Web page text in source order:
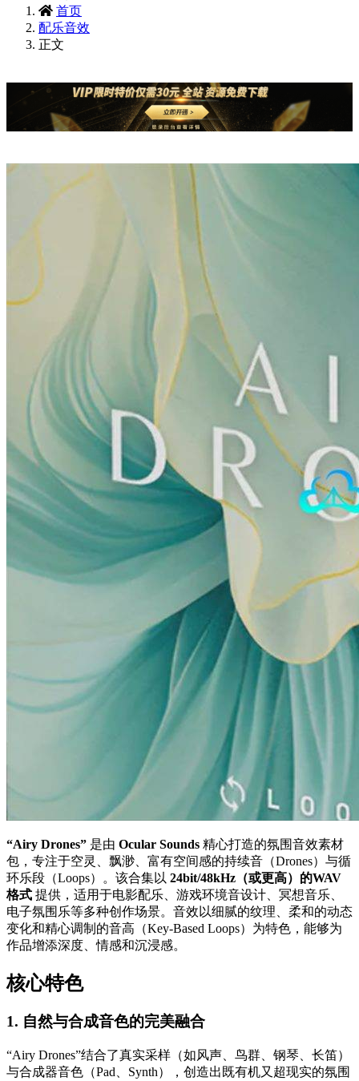
首页
配乐音效
正文
“Airy Drones” 是由 Ocular Sounds 精心打造的氛围音效素材
包，专注于空灵、飘渺、富有空间感的持续音（Drones）与循
环乐段（Loops）。该合集以 24bit/48kHz（或更高）的WAV
格式 提供，适用于电影配乐、游戏环境音设计、冥想音乐、
电子氛围乐等多种创作场景。音效以细腻的纹理、柔和的动态
变化和精心调制的音高（Key-Based Loops）为特色，能够为
作品增添深度、情感和沉浸感。
核心特色
1. 自然与合成音色的完美融合
“Airy Drones”结合了真实采样（如风声、鸟群、钢琴、长笛）
与合成器音色（Pad、Synth），创造出既有机又超现实的氛围